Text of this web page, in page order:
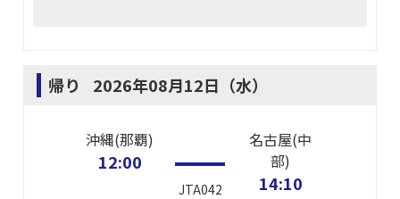
帰り 2026年08月12日（水）
沖縄(那覇)
12:00
JTA042
名古屋(中
部)
14:10